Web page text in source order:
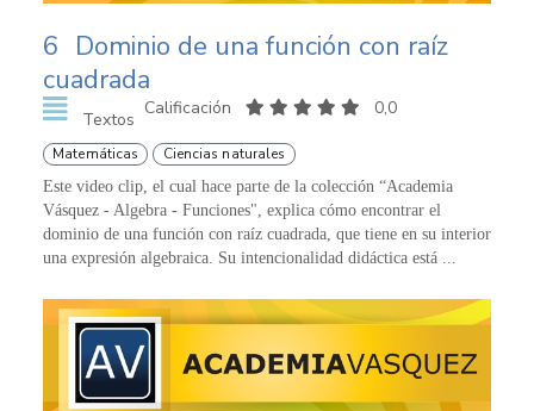
6 Dominio de una función con raíz
cuadrada
Textos
Calificación 0,0
Matemáticas Ciencias naturales
Este video clip, el cual hace parte de la colección “Academia
Vásquez - Algebra - Funciones", explica cómo encontrar el
dominio de una función con raíz cuadrada, que tiene en su interior
una expresión algebraica. Su intencionalidad didáctica está ...